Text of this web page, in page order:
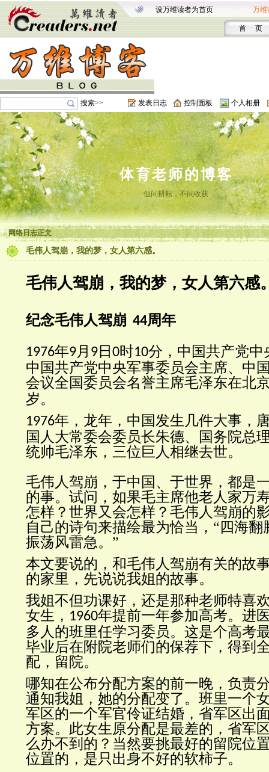
设万维读者为首页 万维
首 页
搜索>> 发表日志 控制面板 个人相册
体育老师的博客
但问耕耘，不问收获
网络日志正文
毛伟人驾崩，我的梦，女人第六感。
毛伟人驾崩，我的梦，女人第六感
纪念毛伟人驾崩 44周年
1976年9 月 9 日 0时10分， 中国共产党中
中国共产党中央军事委员会主席、 中
会议全国委员会名誉主席毛泽东在北
岁。
1976年，龙年，中国发生几件大事，
国人大常委会委员长朱德、
国务院总
统帅毛泽东，三位巨人相继去世。
毛伟人驾崩，于中国、于世界，都是
的事。试问，如果毛主席他老人家万
怎样？世界又会怎样？毛伟人驾崩的
自己的诗句来描绘最为恰当，“四海翻
振荡风雷急。”
本文要说的，和毛伟人驾崩有关的故
的家里，先说说我姐的故事。
我姐不但功课好，还是那种老师特喜
女生， 1960年提前一年参加高考。进
多人的班里任学习委员。这是个高考
毕业后在附院老师们的保荐下，得到
配，留院。
哪知在公布分配方案的前一晚，负责
通知我姐，她的分配变了。班里一个
军区的一个军官伶证结婚，省军区出
方案。此女生原分配是最差的，省军
么办不到的？当然要挑最好的留院位
位置的，是只出身不好的软柿子。